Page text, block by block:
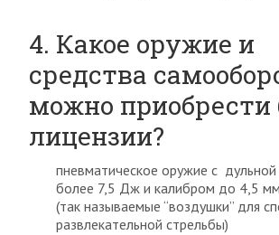
4. Какое оружие и
средства
можно приобрести
лицензии?
пневматическое оружие с дульной
более 7,5 Дж и калибром до 4,5
(так называемые “воздушки” для
развлекательной стрельбы)